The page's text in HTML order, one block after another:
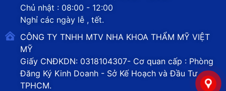
Chủ nhật : 08:00 - 12:00
Nghỉ các ngày lễ , tết.
CÔNG TY TNHH MTV NHA KHOA THẨM MỸ VIỆT
MỸ
Giấy CNĐKDN: 0318104307- Cơ quan cấp : Phòng
Đăng Ký Kinh Doanh - Sở Kế Hoạch và Đầu Tư
TPHCM.